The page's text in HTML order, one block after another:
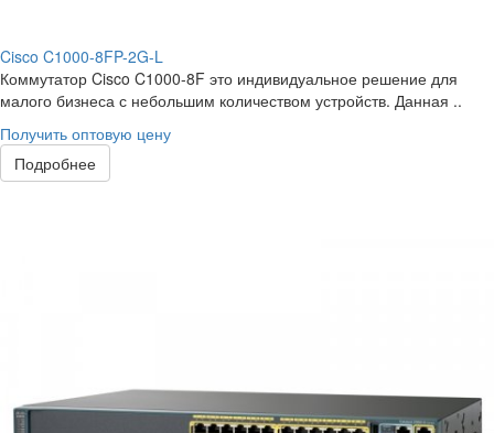
Cisco C1000-8FP-2G-L
Коммутатор Cisco C1000-8F это индивидуальное решение для
малого бизнеса с небольшим количеством устройств. Данная ..
Получить оптовую цену
Подробнее